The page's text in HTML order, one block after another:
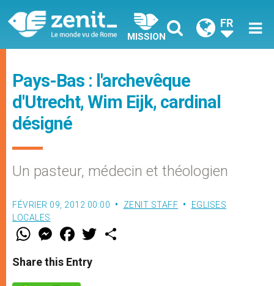
MISSION
FR
Pays-Bas : l'archevêque
d'Utrecht, Wim Eijk, cardinal
désigné
Un pasteur, médecin et théologien
FÉVRIER 09, 2012 00:00 ZENIT STAFF
EGLISES
LOCALES
W
t
s
M
e
s
e
F
a
e
b
w
Share this Entry